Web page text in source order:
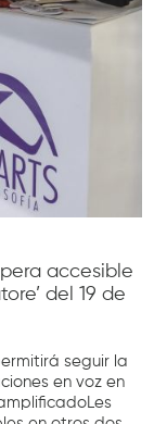
accesible
del 19 de
seguir la
en voz en